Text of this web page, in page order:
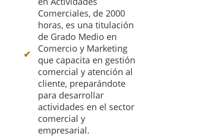
Comerciales, de 2000
horas, es una titulación
de Grado Medio en
Comercio y Marketing
que capacita en gestión
comercial y atención al
cliente, preparándote
para desarrollar
actividades en el sector
comercial y
empresarial.